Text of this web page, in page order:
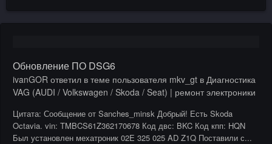
Обновление ПО DSG6
ivanGOR ответил в теме пользователя mkv_gt в Диагностика
VAG (AUDI / Volkswagen / Skoda / Seat) | ремонт электроники
Цитата: Сообщение от Sanches_minsk Добрый! Есть Skoda
Octavia. vin: TMBCS61Z362170678 Код двс: BKC Код кпп: HQN
Был установлен мехатроник 02E 325 025 AD Z1Q Поставили с...